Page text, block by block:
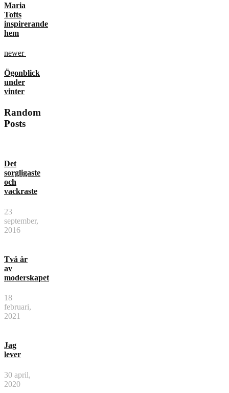
Maria
Tofts
inspirerande
hem
newer
Ögonblick
under
vinter
Random
Posts
Det
sorgligaste
och
vackraste
23
september,
2016
Två år
av
moderskapet
18
februari,
2021
Jag
lever
30 april,
2020